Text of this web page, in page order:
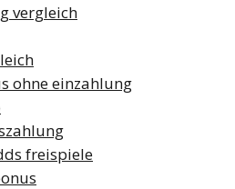
vergleich
ohne einzahlung
freispiele